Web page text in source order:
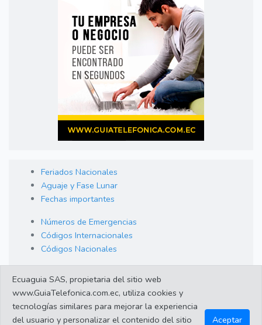
Feriados Nacionales
Aguaje y Fase Lunar
Fechas importantes
Números de Emergencias
Códigos Internacionales
Códigos Nacionales
Cambio de Divisas
Enlaces de interes
Ecuaguia SAS, propietaria del sitio web
www.GuiaTelefonica.com.ec, utiliza cookies y
tecnologías similares para mejorar la experiencia
del usuario y personalizar el contenido del sitio
Aceptar